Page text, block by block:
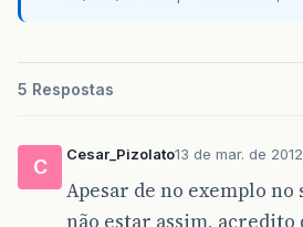
5 Respostas
C
Cesar_Pizolato13 de mar. de 2012
Apesar de no exemplo no
não estar assim, acredito